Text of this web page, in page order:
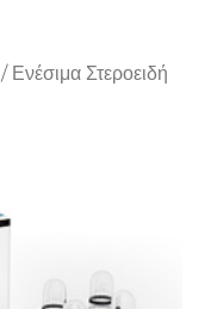
/ Ενέσιμα Στεροειδή